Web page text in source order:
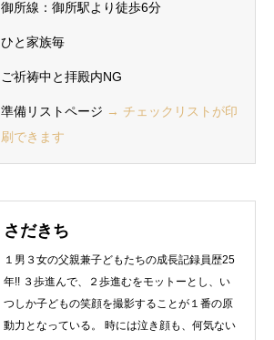
御所線：御所駅より徒歩6分
ひと家族毎
ご祈祷中と拝殿内NG
準備リストページ → チェックリストが印
刷できます
さだきち
１男３女の父親兼子どもたちの成長記録員歴25
年!! ３歩進んで、２歩進むをモットーとし、い
つしか子どもの笑顔を撮影することが１番の原
動力となっている。 時には泣き顔も、何気ない